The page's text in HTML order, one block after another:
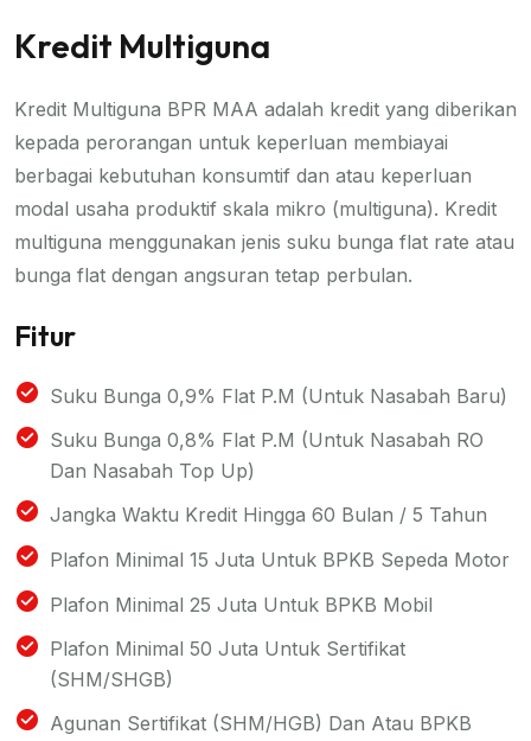
Kredit Multiguna
Kredit Multiguna BPR MAA adalah kredit yang diberikan
kepada perorangan untuk keperluan membiayai
berbagai kebutuhan konsumtif dan atau keperluan
modal usaha produktif skala mikro (multiguna). Kredit
multiguna menggunakan jenis suku bunga flat rate atau
bunga flat dengan angsuran tetap perbulan.
Fitur
Suku Bunga 0,9% Flat P.m (untuk Nasabah Baru)
Suku Bunga 0,8% Flat P.m (untuk Nasabah RO
Dan Nasabah Top Up)
Jangka Waktu Kredit Hingga 60 Bulan / 5 Tahun
Plafon Minimal 15 Juta Untuk BPKB Sepeda Motor
Plafon Minimal 25 Juta Untuk BPKB Mobil
Plafon Minimal 50 Juta Untuk Sertifikat
(SHM/SHGB)
Agunan Sertifikat (SHM/HGB) Dan Atau BPKB